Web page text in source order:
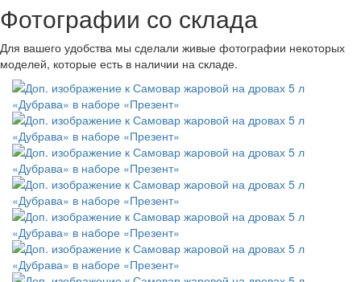
Фотографии со склада
Для вашего удобства мы сделали живые фотографии некоторых
моделей, которые есть в наличии на складе.